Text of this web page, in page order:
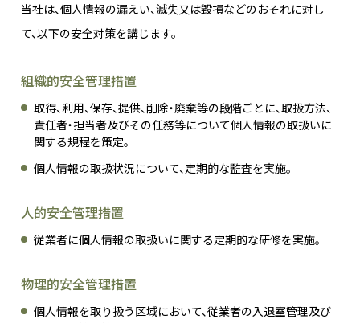
当社は、個人情報の漏えい、滅失又は毀損などのおそれに対し
て、以下の安全対策を講じます。
組織的安全管理措置
取得、利用、保存、提供、削除・廃棄等の段階ごとに、取扱方法、
責任者・担当者及びその任務等について個人情報の取扱いに
関する規程を策定。
個人情報の取扱状況について、定期的な監査を実施。
人的安全管理措置
従業者に個人情報の取扱いに関する定期的な研修を実施。
物理的安全管理措置
個人情報を取り扱う区域において、従業者の入退室管理及び